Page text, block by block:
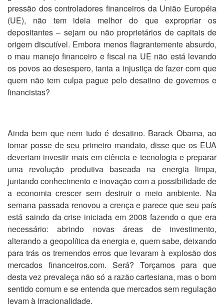
pressão dos controladores financeiros da União Européia
(UE), não tem ideia melhor do que expropriar os
depositantes – sejam ou não proprietários de capitais de
origem discutível. Embora menos flagrantemente absurdo,
o mau manejo financeiro e fiscal na UE não está levando
os povos ao desespero, tanta a injustiça de fazer com que
quem não tem culpa pague pelo desatino de governos e
financistas?
Ainda bem que nem tudo é desatino. Barack Obama, ao
tomar posse de seu primeiro mandato, disse que os EUA
deveriam investir mais em ciência e tecnologia e preparar
uma revolução produtiva baseada na energia limpa,
juntando conhecimento e inovação com a possibilidade de
a economia crescer sem destruir o meio ambiente. Na
semana passada renovou a crença e parece que seu país
está saindo da crise iniciada em 2008 fazendo o que era
necessário: abrindo novas áreas de investimento,
alterando a geopolítica da energia e, quem sabe, deixando
para trás os tremendos erros que levaram à explosão dos
mercados financeiros.com. Será? Torçamos para que
desta vez prevaleça não só a razão cartesiana, mas o bom
sentido comum e se entenda que mercados sem regulação
levam à irracionalidade.